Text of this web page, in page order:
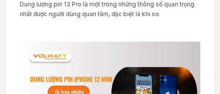
Dung lượng pin 13 Pro là một trong những thông số quan trọng
nhất được người dùng quan tâm, đặc biệt là khi so